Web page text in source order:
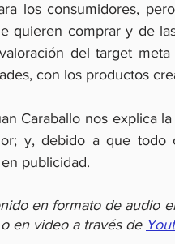
los consumidores,
quieren comprar y de
del target
con los productos
Caraballo nos explica
y, debido a que
publicidad.
en formato de audio
o en video a través de